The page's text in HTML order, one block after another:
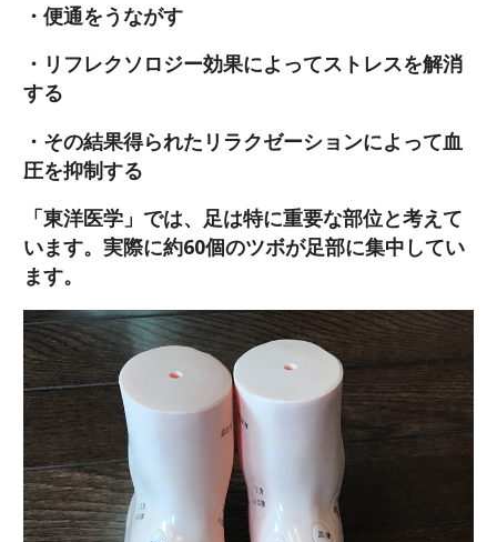
・便通をうながす
・リフレクソロジー効果によってストレスを解消
する
・その結果得られたリラクゼーションによって血
圧を抑制する
「東洋医学」では、 足は特に重要な部位と考えて
います。実際に約60個のツボが足部に集中 してい
ます。